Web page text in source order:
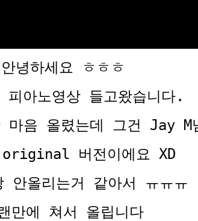
안녕하세요 ㅎㅎㅎ
피아노영상 들고왔습니다.
마음 올렸는데 그건 Jay M
original 버전이에요 XD
안올리는거 같아서 ㅠㅠㅠ
만에 쳐서 올립니다